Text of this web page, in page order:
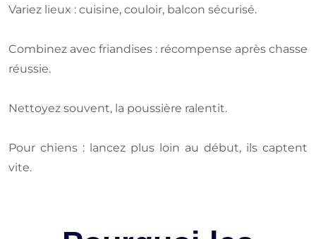
Variez lieux : cuisine, couloir, balcon sécurisé.
Combinez avec friandises : récompense après chasse
réussie.
Nettoyez souvent, la poussière ralentit.
Pour chiens : lancez plus loin au début, ils captent
vite.